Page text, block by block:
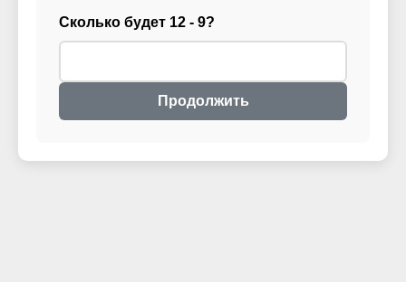
Сколько будет 12 - 9?
Продолжить